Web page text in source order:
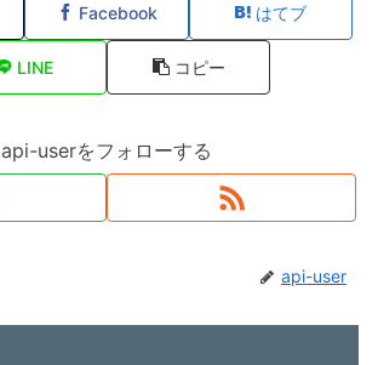
Facebook はてブ
LINE コピー
api-userをフォローする
api-user